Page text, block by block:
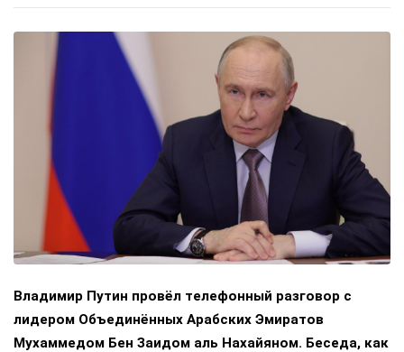
Владимир Путин провёл телефонный разговор с
лидером Объединённых Арабских Эмиратов
Мухаммедом Бен Заидом аль Нахайяном. Беседа, как